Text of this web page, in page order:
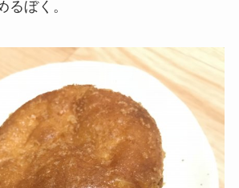
るぼく。